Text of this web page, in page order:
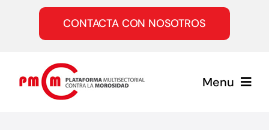
contenido
CONTACTA CON NOSOTROS
Menu